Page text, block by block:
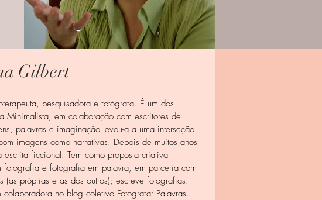
Gilbert
pesquisadora e fotógrafa. É um dos
Minimalista, em colaboração com escritores de
palavras e imaginação levou-a a uma interseção
imagens como narrativas. Depois de muitos anos
ficcional. Tem como proposta criativa
fotografia e fotografia em palavra, em parceria com
próprias e as dos outros); escreve fotografias.
no blog coletivo Fotografar Palavras.